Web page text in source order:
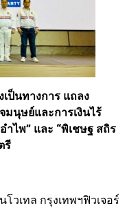
ป็นทางการ แถลง
มนุษย์และการเงินไร้
ำไพ” และ “พิเชษฐ สถิร
รี
วเทล กรุงเทพฯฟิวเจอร์